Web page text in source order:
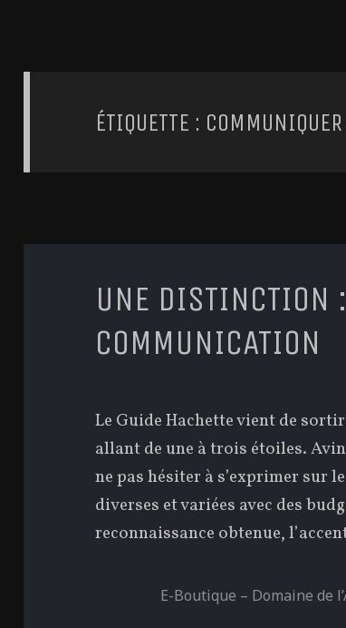
ÉTIQUETTE : COMMUNIQUER
UNE DISTINCTION
COMMUNICATION
Le Guide Hachette vient de
allant de une à trois étoiles.
ne pas hésiter à s’exprimer sur
diverses et variées avec des
reconnaissance obtenue,
E-Boutique – Domaine de